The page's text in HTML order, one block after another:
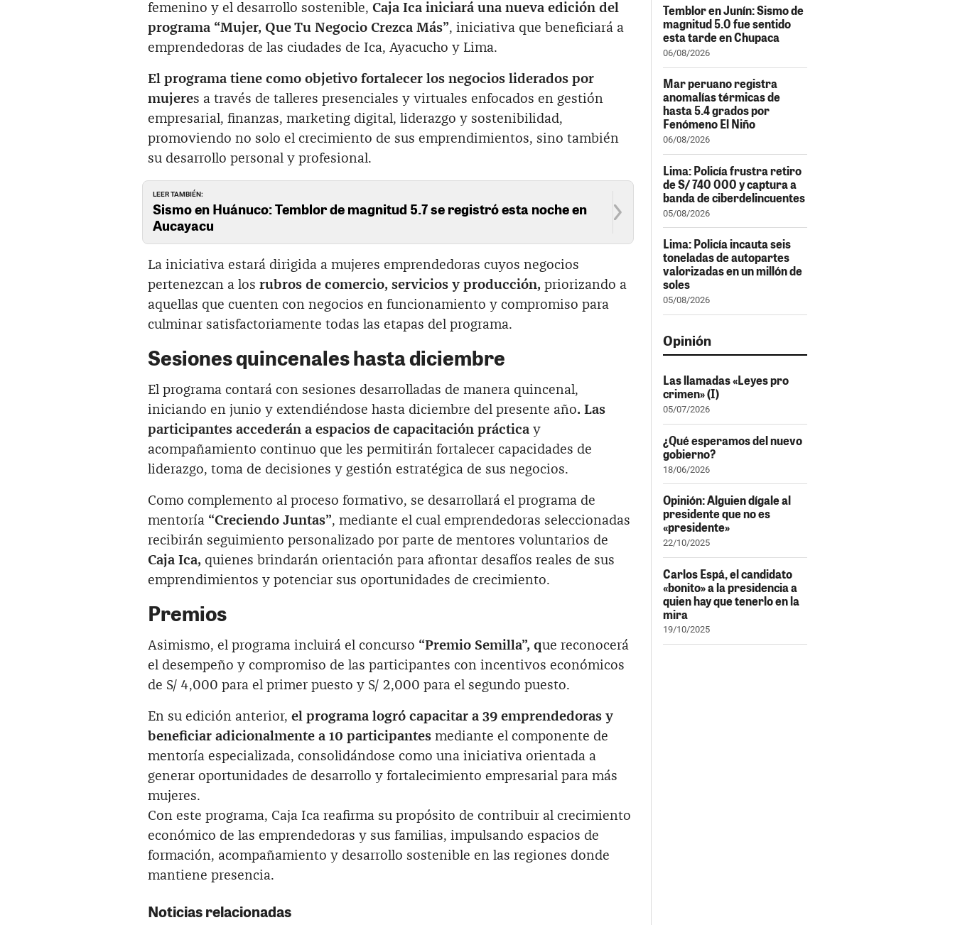
femenino y el desarrollo sostenible, Caja Ica iniciará una nueva edición del
programa “Mujer, Que Tu Negocio Crezca Más”, iniciativa que beneficiará a
emprendedoras de las ciudades de Ica, Ayacucho y Lima.
El programa tiene como objetivo fortalecer los negocios liderados por
mujeres a través de talleres presenciales y virtuales enfocados en gestión
empresarial, finanzas, marketing digital, liderazgo y sostenibilidad,
promoviendo no solo el crecimiento de sus emprendimientos, sino también
su desarrollo personal y profesional.
LEER TAMBIÉN:
Sismo en Huánuco: Temblor de magnitud 5.7 se registró esta noche en
Aucayacu
La iniciativa estará dirigida a mujeres emprendedoras cuyos negocios
pertenezcan a los rubros de comercio, servicios y producción, priorizando a
aquellas que cuenten con negocios en funcionamiento y compromiso para
culminar satisfactoriamente todas las etapas del programa.
Sesiones quincenales hasta diciembre
El programa contará con sesiones desarrolladas de manera quincenal,
iniciando en junio y extendiéndose hasta diciembre del presente año. Las
participantes accederán a espacios de capacitación práctica y
acompañamiento continuo que les permitirán fortalecer capacidades de
liderazgo, toma de decisiones y gestión estratégica de sus negocios.
Como complemento al proceso formativo, se desarrollará el programa de
mentoría “Creciendo Juntas”, mediante el cual emprendedoras seleccionadas
recibirán seguimiento personalizado por parte de mentores voluntarios de
Caja Ica, quienes brindarán orientación para afrontar desafíos reales de sus
emprendimientos y potenciar sus oportunidades de crecimiento.
Premios
Asimismo, el programa incluirá el concurso “Premio Semilla”, que reconocerá
el desempeño y compromiso de las participantes con incentivos económicos
de S/ 4,000 para el primer puesto y S/ 2,000 para el segundo puesto.
En su edición anterior, el programa logró capacitar a 39 emprendedoras y
beneficiar adicionalmente a 10 participantes mediante el componente de
mentoría especializada, consolidándose como una iniciativa orientada a
generar oportunidades de desarrollo y fortalecimiento empresarial para más
mujeres.
Con este programa, Caja Ica reafirma su propósito de contribuir al crecimiento
económico de las emprendedoras y sus familias, impulsando espacios de
formación, acompañamiento y desarrollo sostenible en las regiones donde
mantiene presencia.
Noticias relacionadas
Temblor en Junín: Sismo de
magnitud 5.0 fue sentido
esta tarde en Chupaca
06/08/2026
Mar peruano registra
anomalías térmicas de
hasta 5.4 grados por
Fenómeno El Niño
06/08/2026
Lima: Policía frustra retiro
de S/ 740 000 y captura a
banda de ciberdelincuentes
05/08/2026
Lima: Policía incauta seis
toneladas de autopartes
valorizadas en un millón de
soles
05/08/2026
Opinión
Las llamadas «Leyes pro
crimen» (I)
05/07/2026
¿Qué esperamos del nuevo
gobierno?
18/06/2026
Opinión: Alguien dígale al
presidente que no es
«presidente»
22/10/2025
Carlos Espá, el candidato
«bonito» a la presidencia a
quien hay que tenerlo en la
mira
19/10/2025